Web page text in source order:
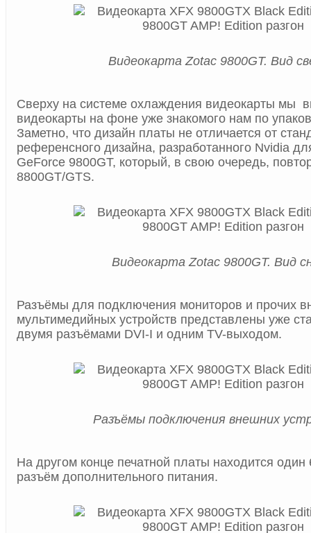
Видеокарта Zotac 9800GT. Вид
Сверху на системе охлаждения видеокарты мы
видеокарты на фоне уже знакомого нам по
Заметно, что дизайн платы не отличается от
референсного дизайна, разработанного Nvidia
GeForce 9800GT, который, в свою очередь,
8800GT/GTS.
Видеокарта Zotac 9800GT. Вид
Разъёмы для подключения мониторов и прочих
мультимедийных устройств представлены уже
двумя разъёмами DVI-I и одним TV-выходом.
Разъёмы подключения внешних
На другом конце печатной платы находится один
разъём дополнительного питания.